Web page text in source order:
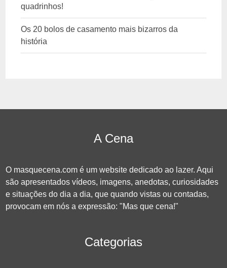
quadrinhos!
Os 20 bolos de casamento mais bizarros da
história
A Cena
O masquecena.com é um website dedicado ao lazer. Aqui
são apresentados vídeos, imagens, anedotas, curiosidades
e situações do dia a dia, que quando vistas ou contadas,
provocam em nós a expressão: "Mas que cena!"
Categorias